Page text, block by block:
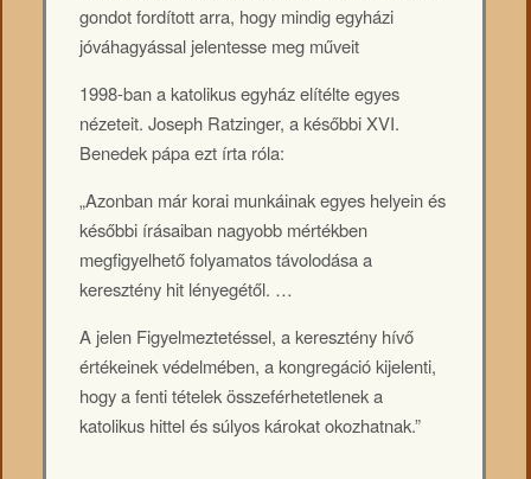
gondot fordított arra, hogy mindig egyházi
jóváhagyással jelentesse meg műveit
1998-ban a katolikus egyház elítélte egyes
nézeteit. Joseph Ratzinger, a későbbi XVI.
Benedek pápa ezt írta róla:
„Azonban már korai munkáinak egyes helyein és
későbbi írásaiban nagyobb mértékben
megfigyelhető folyamatos távolodása a
keresztény hit lényegétől. …
A jelen Figyelmeztetéssel, a keresztény hívő
értékeinek védelmében, a kongregáció kijelenti,
hogy a fenti tételek összeférhetetlenek a
katolikus hittel és súlyos károkat okozhatnak.”